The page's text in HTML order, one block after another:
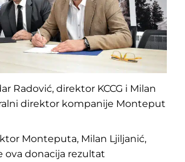
Radović, direktor KCCG i Milan
direktor kompanije Monteput
Monteputa, Milan Ljiljanić,
ova donacija rezultat